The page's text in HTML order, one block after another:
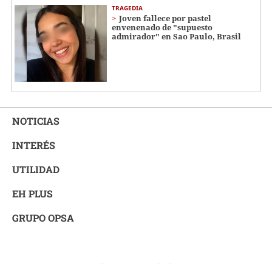
TRAGEDIA
Joven fallece por pastel
envenenado de "supuesto
admirador" en Sao Paulo, Brasil
NOTICIAS
INTERÉS
UTILIDAD
EH PLUS
GRUPO OPSA